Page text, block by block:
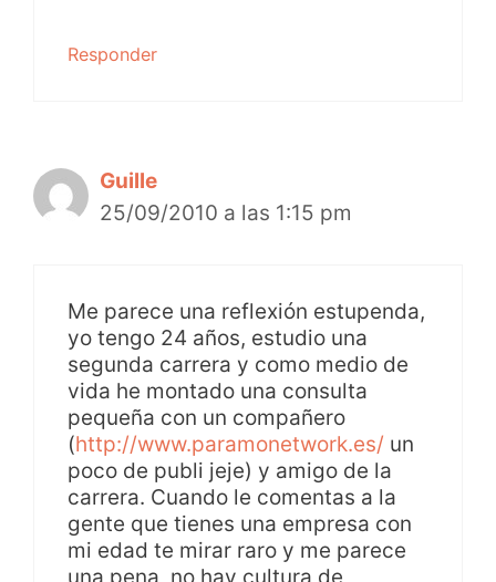
Responder
Guille
25/09/2010 a las 1:15 pm
Me parece una reflexión estupenda,
yo tengo 24 años, estudio una
segunda carrera y como medio de
vida he montado una consulta
pequeña con un compañero
(http://www.paramonetwork.es/ un
poco de publi jeje) y amigo de la
carrera. Cuando le comentas a la
gente que tienes una empresa con
mi edad te mirar raro y me parece
una pena, no hay cultura de